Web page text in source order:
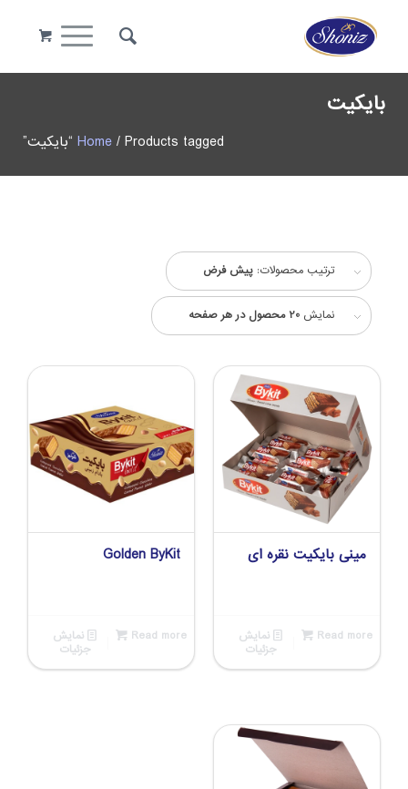
بایکیت
Home / Products tagged “بایکیت”
ترتیب محصولات: پیش فرض
نمایش 20 محصول در هر صفحه
مینی بایکیت نقره ای
Read more
نمایش
جزئیات
Golden ByKit
Read more
نمایش
جزئیات